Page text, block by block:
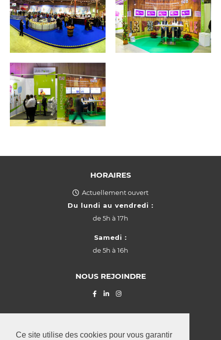
Ce site utilise des cookies pour vous garantir
HORAIRES
Actuellement ouvert
Du lundi au vendredi :
de5h à 17h
Samedi :
de5h à 16h
NOUS REJOINDRE
"Grasbësch"Leudelange,